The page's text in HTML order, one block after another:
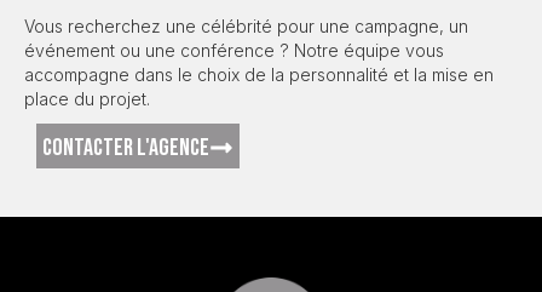
Vous recherchez une célébrité pour une campagne, un
événement ou une conférence ? Notre équipe vous
accompagne dans le choix de la personnalité et la mise en
place du projet.
CONTACTER L'AGENCE